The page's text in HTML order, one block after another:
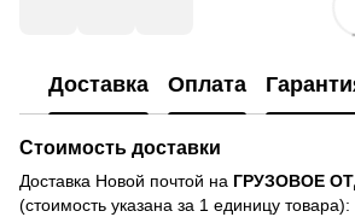
Доставка Оплата
Стоимость доставки
Доставка Новой почтой на ГРУЗОВОЕ
(стоимость указана за 1 единицу товара):